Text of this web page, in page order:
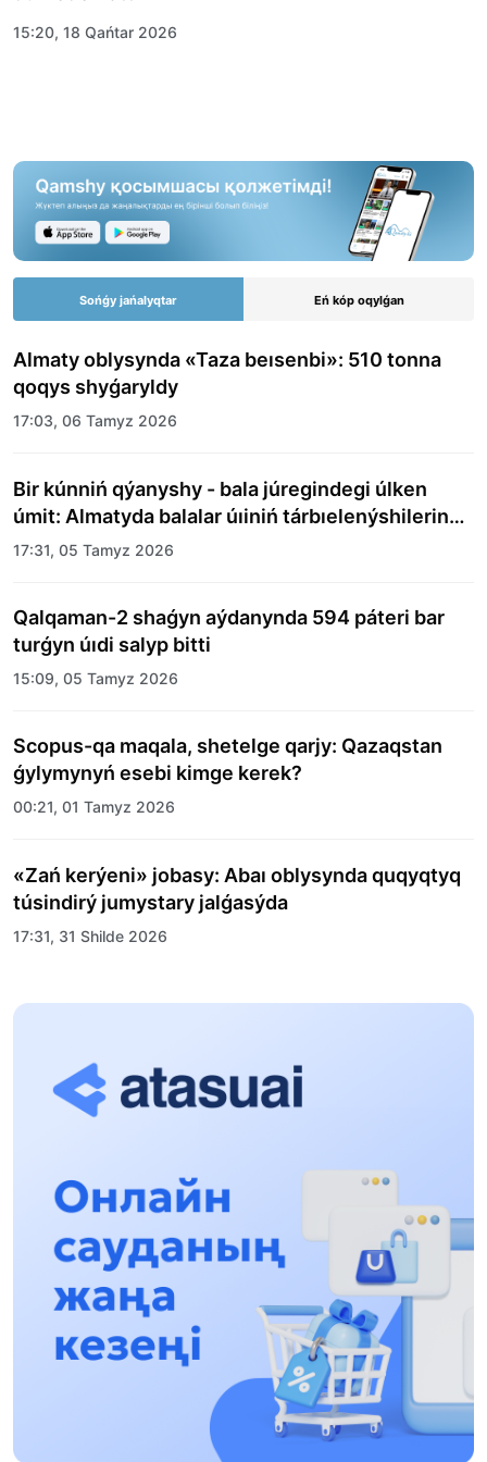
15:20, 18 Qańtar 2026
Sońǵy jańalyqtar Eń kóp oqylǵan
Almaty oblysynda «Taza beısenbi»: 510 tonna
qoqys shyǵaryldy
17:03, 06 Tamyz 2026
Bir kúnniń qýanyshy - bala júregindegi úlken
úmit: Almatyda balalar úıiniń tárbıelenýshilerine
merekelik kún uıymdastyryldy
17:31, 05 Tamyz 2026
Qalqaman-2 shaǵyn aýdanynda 594 páteri bar
turǵyn úıdi salyp bitti
15:09, 05 Tamyz 2026
Scopus-qa maqala, shetelge qarjy: Qazaqstan
ǵylymynyń esebi kimge kerek?
00:21, 01 Tamyz 2026
«Zań kerýeni» jobasy: Abaı oblysynda quqyqtyq
túsindirý jumystary jalǵasýda
17:31, 31 Shilde 2026
Halyqaralyq «Formýla-1 H2O» jarysyn Qonaev
13:13, 30 Shilde 2026
12:01, 28 Shilde 2026
Abzal Dostıar: Dýman Muhametkárimdi Almaty
túrmesine aýystyrýy múmkin
16:15, 27 Shilde 2026
Óskenbaı Qulataıuly: Rýhanıatqa qyzmet etken
17:46, 26 Shilde 2026